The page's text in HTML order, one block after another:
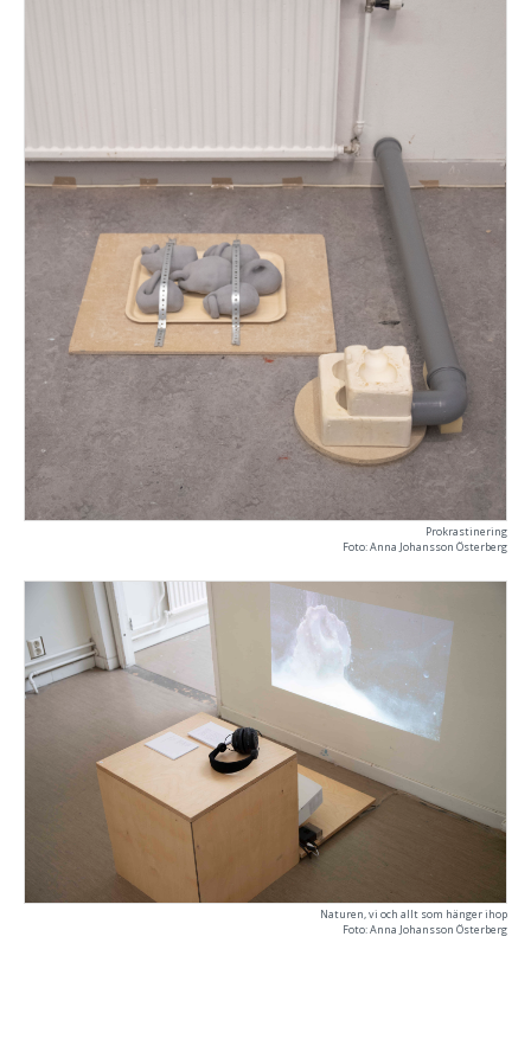
Prokrastinering
Foto: Anna Johansson Österberg
Naturen, vi och allt som hänger ihop
Foto: Anna Johansson Österberg